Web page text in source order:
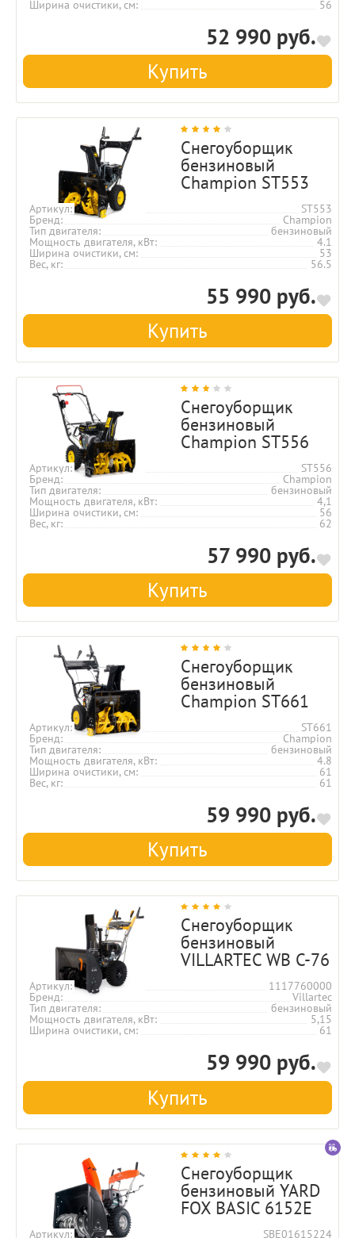
Ширина очистики, см 56
52 990 руб.
Купить
Снегоуборщик
бензиновый
Champion ST553
Артикул ST553
Бренд Champion
Тип двигателя бензиновый
Мощность двигателя, кВт 4.1
Ширина очистики, см 53
Вес, кг 56.5
55 990 руб.
Купить
Снегоуборщик
бензиновый
Champion ST556
Артикул ST556
Бренд Champion
Тип двигателя бензиновый
Мощность двигателя, кВт 4,1
Ширина очистики, см 56
Вес, кг 62
57 990 руб.
Купить
Снегоуборщик
бензиновый
Champion ST661
Артикул ST661
Бренд Champion
Тип двигателя бензиновый
Мощность двигателя, кВт 4.8
Ширина очистики, см 61
Вес, кг 61
59 990 руб.
Купить
Снегоуборщик
бензиновый
VILLARTEC WB C-76
Артикул 1117760000
Бренд Villartec
Тип двигателя бензиновый
Мощность двигателя, кВт 5,15
Ширина очистики, см 61
59 990 руб.
Купить
Снегоуборщик
бензиновый YARD
FOX BASIC 6152E
Артикул SBE01615224